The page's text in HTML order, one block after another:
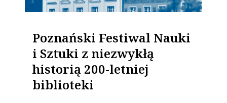
Poznański Festiwal Nauki
i Sztuki z niezwykłą
historią 200-letniej
biblioteki